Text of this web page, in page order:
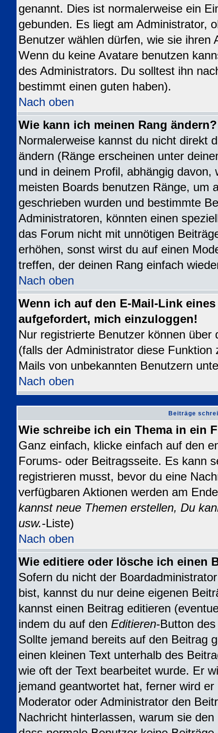
genannt. Dies ist normalerweise ein
gebunden. Es liegt am Administrator,
Benutzer wählen dürfen, wie sie ihren
Wenn du keine Avatare benutzen
des Administrators. Du solltest ihn
bestimmt einen guten haben).
Nach oben
Wie kann ich meinen Rang ändern?
Normalerweise kannst du nicht direkt
ändern (Ränge erscheinen unter
und in deinem Profil, abhängig
meisten Boards benutzen Ränge, um
geschrieben wurden und bestimmte
Administratoren, könnten einen
das Forum nicht mit unnötigen
erhöhen, sonst wirst du auf einen
treffen, der deinen Rang einfach
Nach oben
Wenn ich auf den E-Mail-Link
aufgefordert, mich einzuloggen!
Nur registrierte Benutzer können
(falls der Administrator diese
Mails von unbekannten Benutzern
Nach oben
Beiträge
Wie schreibe ich ein Thema in ein
Ganz einfach, klicke einfach auf den
Forums- oder Beitragsseite. Es kann
registrieren musst, bevor du eine
verfügbaren Aktionen werden am
kannst neue Themen erstellen, Du
usw.-Liste)
Nach oben
Wie editiere oder lösche ich einen
Sofern du nicht der
bist, kannst du nur deine eigenen
kannst einen Beitrag editieren
indem du auf den Editieren-Button
Sollte jemand bereits auf den Beitrag
einen kleinen Text unterhalb des
wie oft der Text bearbeitet wurde. Er
jemand geantwortet hat, ferner wird
Moderator oder Administrator den
Nachricht hinterlassen, warum sie